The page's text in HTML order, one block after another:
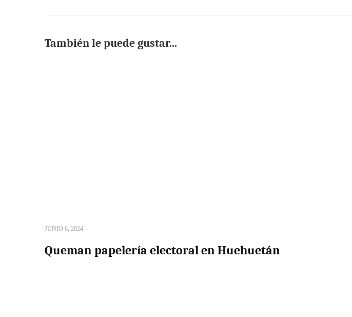
También le puede gustar...
JUNIO 6, 2024
Queman papelería electoral en Huehuetán